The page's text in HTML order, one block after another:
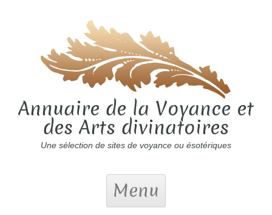
Annuaire de la Voyance et
des Arts divinatoires
Une sélection de sites de voyance ou ésotériques
Menu